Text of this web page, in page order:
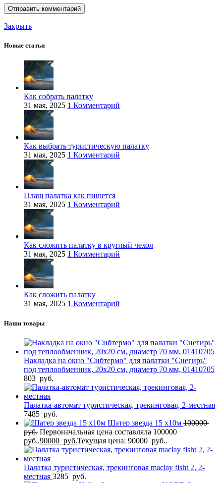
Закрыть
Новые статьи
Как собрать палатку
31 мая, 2025 1 Комментарий
Как выбрать туристическую палатку
31 мая, 2025 1 Комментарий
Плащ палатка как пишется
31 мая, 2025 1 Комментарий
Как сложить палатку в круглый чехол
31 мая, 2025 1 Комментарий
Как сложить палатку
31 мая, 2025 1 Комментарий
Наши товары
Накладка на окно "Сибтермо" для палатки "Снегирь"
под теплообменник, 20х20 см, диаметр 70 мм, 01410705
803 руб.
Палатка-автомат туристическая, трекинговая, 2-местная
7485 руб.
Шатер звезда 15 х10м 100000
руб. Первоначальная цена составляла 100000
руб..90000 руб.Текущая цена: 90000 руб..
Палатка туристическая, трекинговая maclay fisht 2, 2-
местная 3285 руб.